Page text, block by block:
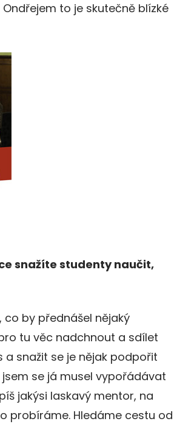
to je skutečně blízké
snažíte studenty naučit,
by přednášel nějaký
tu věc nadchnout a sdílet
a snažit se je nějak podpořit
se já musel vypořádávat
jakýsi laskavý mentor, na
probíráme. Hledáme cestu od